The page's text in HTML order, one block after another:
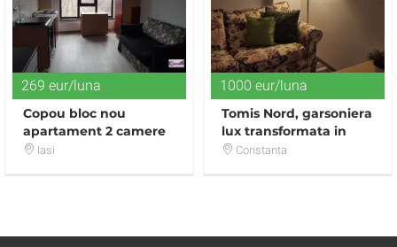
269 eur/luna
Copou bloc nou
apartament 2 camere
open-space
Iasi
1000 eur/luna
Tomis Nord, garsoniera
lux transformata in
doua camere
Constanta